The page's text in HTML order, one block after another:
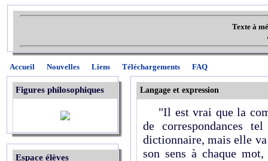
Texte à
Accueil Nouvelles Liens Téléchargements FAQ
Figures philosophiques
Espace élèves
Langage et expression
"Il est vrai que la
de correspondances
dictionnaire, mais elle
son sens à chaque